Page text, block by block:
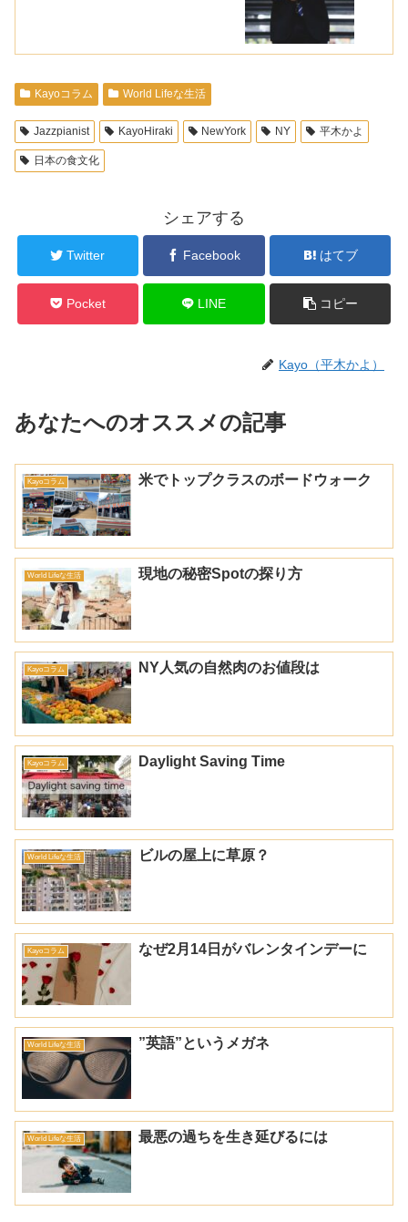
Kayoコラム World Lifeな生活
Jazzpianist KayoHiraki NewYork NY 平木かよ
日本の食文化
シェアする
Twitter Facebook はてブ
Pocket LINE コピー
Kayo（平木かよ）
あなたへのオススメの記事
Kayoコラム 米でトップクラスのボードウォーク
World Lifeな生活 現地の秘密Spotの探り方
Kayoコラム NY人気の自然肉のお値段は
Kayoコラム Daylight Saving Time
World Lifeな生活 ビルの屋上に草原？
Kayoコラム なぜ2月14日がバレンタインデーに
World Lifeな生活 ”英語”というメガネ
World Lifeな生活 最悪の過ちを生き延びるには